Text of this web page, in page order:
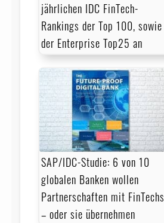
jährlichen IDC FinTech-
Rankings der Top 100, sowie
der Enterprise Top25 an
SAP/IDC-Studie: 6 von 10
globalen Banken wollen
Partnerschaften mit FinTechs
– oder sie übernehmen